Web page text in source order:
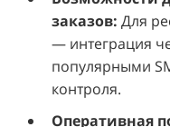
заказов: Для
— интеграция
популярными
контроля.
Оперативная